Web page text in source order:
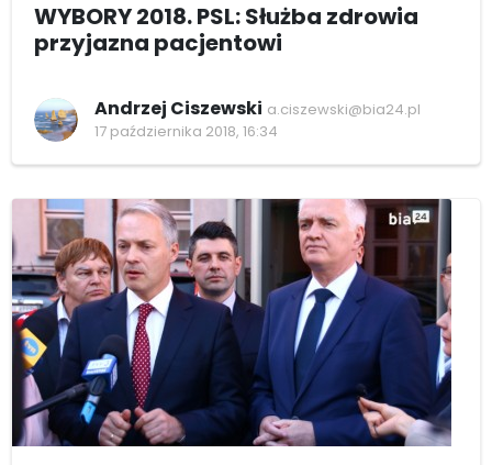
WYBORY 2018. PSL: Służba zdrowia
przyjazna pacjentowi
Andrzej Ciszewski a.ciszewski@bia24.pl
17 października 2018, 16:34